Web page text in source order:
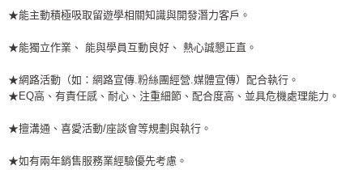
★能主動積極吸取留遊學相關知識與開發潛力客戶。
★能獨立作業、 能與學員互動良好、 熱心誠懇正直。
★網路活動（如：網路宣傳.粉絲團經營.媒體宣傳）配合執行。
★EQ高、有責任感、耐心、注重細節、配合度高、並具危機處理能力。
★擅溝通、喜愛活動/座談會等規劃與執行。
★如有兩年銷售服務業經驗優先考慮。